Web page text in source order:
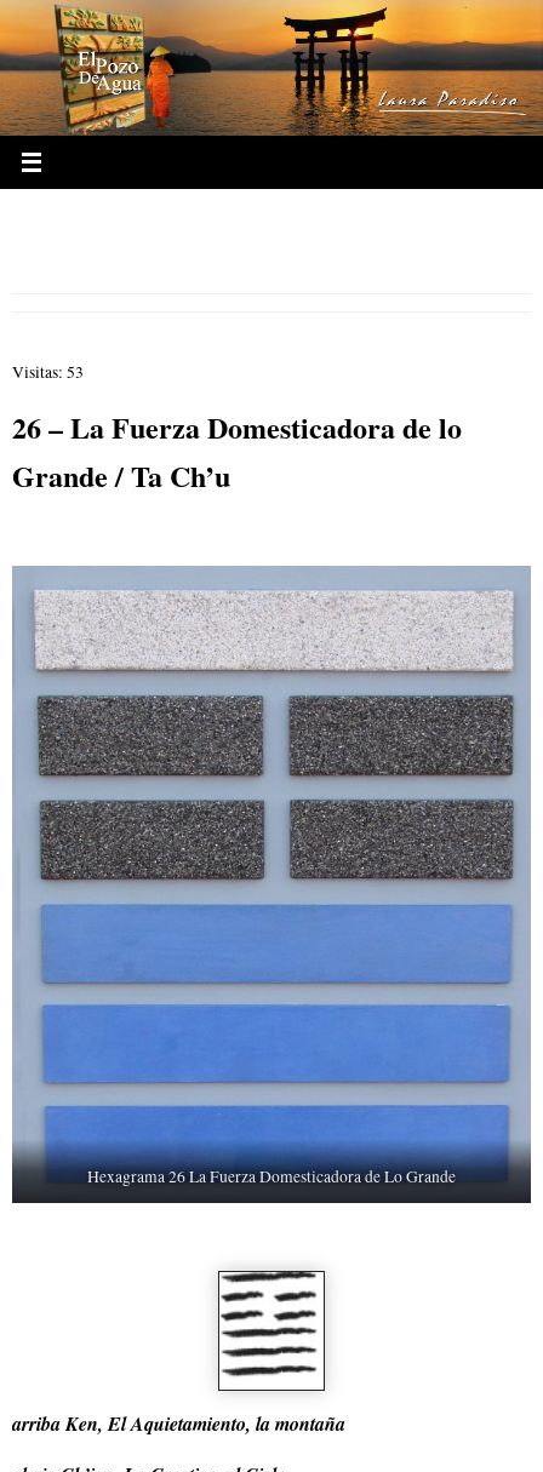
Ir
al
contenido
Visitas: 53
26 – La Fuerza Domesticadora de lo
Grande / Ta Ch’u
Hexagrama 26 La Fuerza Domesticadora de Lo Grande
arriba Ken, El Aquietamiento, la montaña